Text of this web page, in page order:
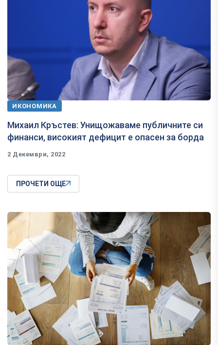
ИКОНОМИКА
Михаил Кръстев: Унищожаваме публичните си
финанси, високият дефицит е опасен за борда
2 Декември, 2022
ПРОЧЕТИ ОЩЕ